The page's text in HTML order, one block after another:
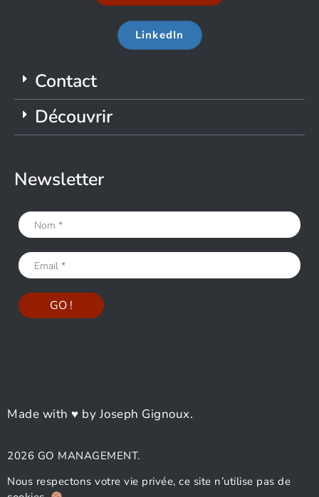
LinkedIn
Contact
Découvrir
Newsletter
Made with ♥ by Joseph Gignoux.
2026 GO MANAGEMENT.
Nous respectons votre vie privée, ce site n’utilise pas de